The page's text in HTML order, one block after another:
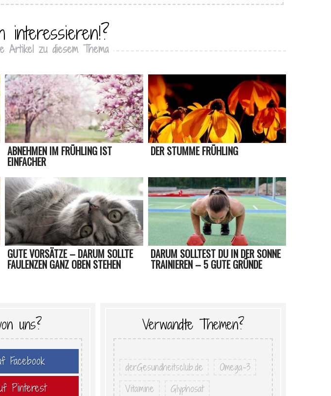
interessieren!?
Artikel zu diesem Thema
ABNEHMEN IM FRÜHLING IST
EINFACHER
DER STUMME FRÜHLING
GUTE VORSÄTZE – DARUM SOLLTE
FAULENZEN GANZ OBEN STEHEN
DARUM SOLLTEST DU IN DER SONNE
TRAINIEREN – 5 GUTE GRÜNDE
uns?
Facebook
Pinterest
Verwandte Themen?
derGesundheitsclub.de
Omega-3
Vitamine
Glyphosat